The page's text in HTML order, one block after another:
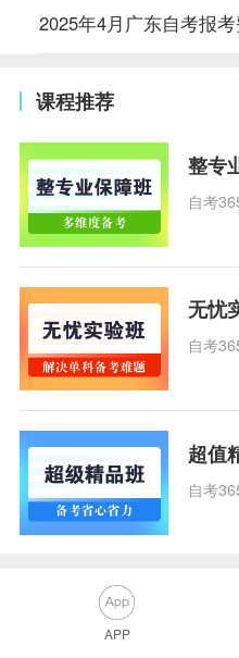
2025年4月广东自考报
课程推荐
整专
自考
无忧
自考
超值
自考
APP